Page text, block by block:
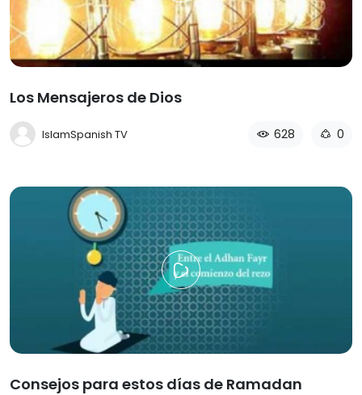
Los Mensajeros de Dios
IslamSpanish TV 628 0
Consejos para estos días de Ramadan